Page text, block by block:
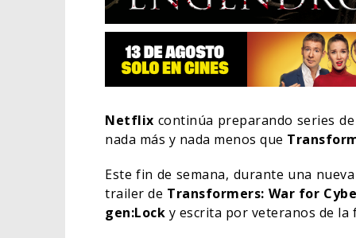
Netflix continúa preparando series
nada más y nada menos que
Este fin de semana, durante una
trailer de Transformers: War for
gen:Lock y escrita por veteranos de la